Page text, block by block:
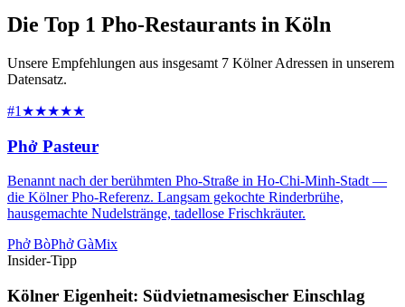
Die Top 1 Pho-Restaurants in Köln
Unsere Empfehlungen aus insgesamt 7 Kölner Adressen in unserem
Datensatz.
#1 ★★★★★
Phở Pasteur
Benannt nach der berühmten Pho-Straße in Ho-Chi-Minh-Stadt —
die Kölner Pho-Referenz. Langsam gekochte Rinderbrühe,
hausgemachte Nudelstränge, tadellose Frischkräuter.
Phở BòPhở GàMix
Insider-Tipp
Kölner Eigenheit: Südvietnamesischer Einschlag